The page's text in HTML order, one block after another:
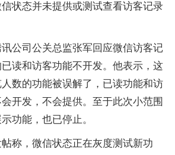
状态并未提供或测试查看访客记录
公司公关总监张军回应微信访客记
读和访客功能不开发。他表示，这
数的功能被误解了，已读功能和访
开发，不会提供。至于此次小范围
功能，也已停止。
称，微信状态正在灰度测试新功